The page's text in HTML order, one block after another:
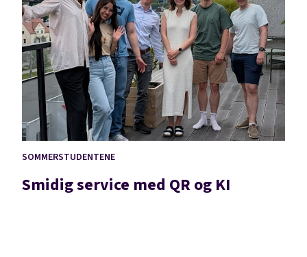
SOMMERSTUDENTENE
Smidig service med QR og KI